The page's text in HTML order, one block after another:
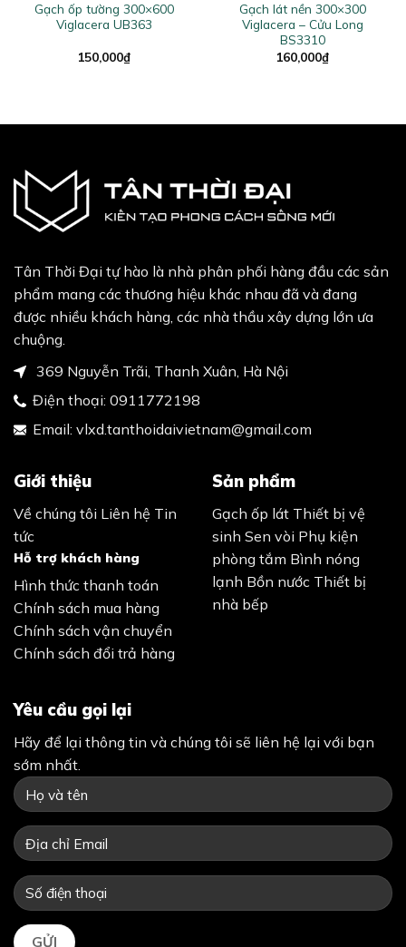
Gạch ốp tường 300×600
Viglacera UB363
150,000₫
Gạch lát nền 300×300
Viglacera – Cửu Long
BS3310
160,000₫
Tân Thời Đại tự hào là nhà phân phối hàng đầu các sản
phẩm mang các thương hiệu khác nhau đã và đang
được nhiều khách hàng, các nhà thầu xây dựng lớn ưa
chuộng.
369 Nguyễn Trãi, Thanh Xuân, Hà Nội
Điện thoại: 0911772198
Email: vlxd.tanthoidaivietnam@gmail.com
Giới thiệu
Về chúng tôi Liên hệ Tin
tức
Hỗ trợ khách hàng
Hình thức thanh toán
Chính sách mua hàng
Chính sách vận chuyển
Chính sách đổi trả hàng
Sản phẩm
Gạch ốp lát Thiết bị vệ
sinh Sen vòi Phụ kiện
phòng tắm Bình nóng
lạnh Bồn nước Thiết bị
nhà bếp
Yêu cầu gọi lại
Hãy để lại thông tin và chúng tôi sẽ liên hệ lại với bạn
sớm nhất.